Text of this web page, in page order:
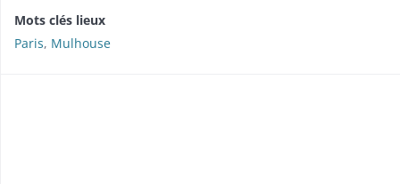
Mots clés lieux
Paris, Mulhouse